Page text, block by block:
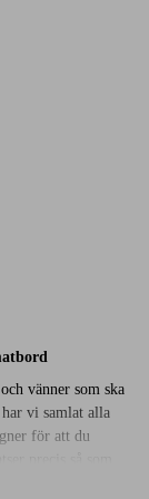
vänner som ska
vi samlat alla
för att du
stil för att